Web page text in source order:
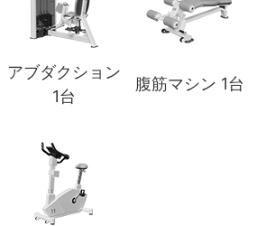
アブダクション
1台
腹筋マシン 1台